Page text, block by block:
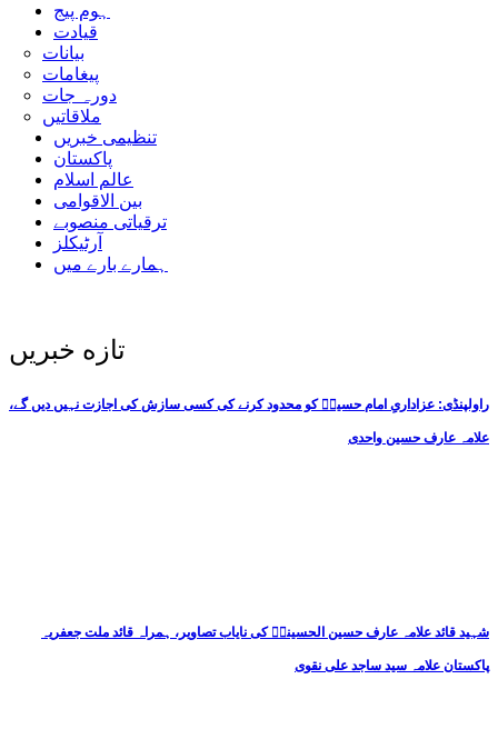
ہوم پیج
قیادت
بیانات
پیغامات
دورہ جات
ملاقاتیں
تنظیمی خبریں
پاکستان
عالم اسلام
بین الاقوامی
ترقیاتی منصوبے
آرٹیکلز
ہمارے بارے میں
تازه خبریں
راولپنڈی: عزاداریِ امام حسینؑ کو محدود کرنے کی کسی سازش کی اجازت نہیں دیں گے،
علامہ عارف حسین واحدی
شہید قائد علامہ عارف حسین الحسینیؒ کی نایاب تصاویر، ہمراہ قائد ملت جعفریہ
پاکستان علامہ سید ساجد علی نقوی